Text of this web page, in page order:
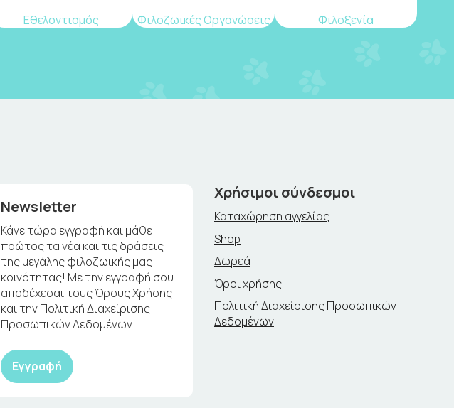
Εθελοντισμός Φιλοζωικές Οργανώσεις Φιλοξενία
Newsletter
Κάνε τώρα εγγραφή και μάθε
πρώτος τα νέα και τις δράσεις
της μεγάλης φιλοζωικής μας
κοινότητας! Με την εγγραφή σου
αποδέχεσαι τους Όρους Χρήσης
και την Πολιτική Διαχείρισης
Προσωπικών Δεδομένων.
Εγγραφή
Χρήσιμοι σύνδεσμοι
Καταχώρηση αγγελίας
Shop
Δωρεά
Όροι χρήσης
Πολιτική Διαχείρισης Προσωπικών
Δεδομένων